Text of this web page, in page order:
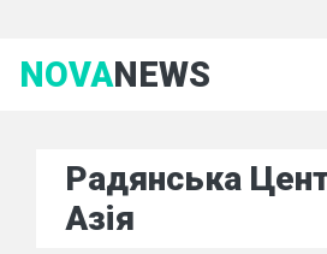
NOVANEWS
Радянська
Азія